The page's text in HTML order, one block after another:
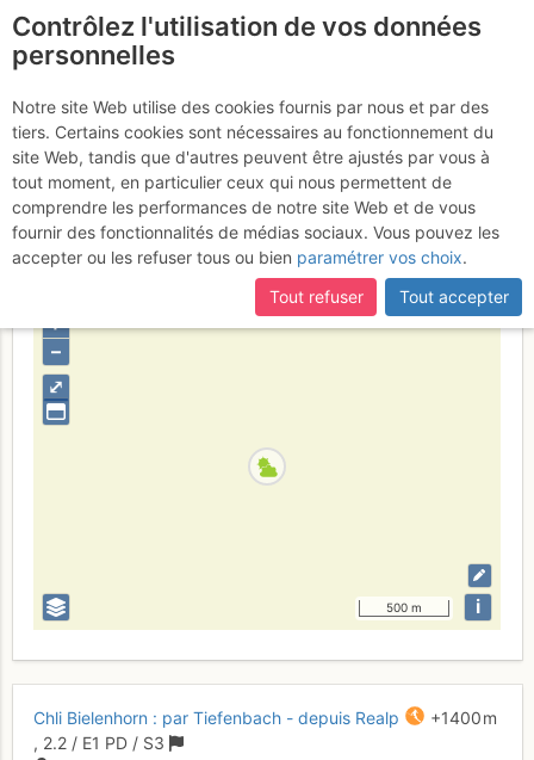
Chli Bielenhorn : par
Tiefenbach - depuis Realp
Vendredi 21 avril 2017
Alpes Uranaises
⤢
+
–
500 m i
Chli Bielenhorn : par Tiefenbach - depuis Realp
+1400 m
, 2.2 / E1 PD / S3
Contrôlez l'utilisation de vos données
personnelles
Notre site Web utilise des cookies fournis par nous et par des
tiers. Certains cookies sont nécessaires au fonctionnement du
site Web, tandis que d'autres peuvent être ajustés par vous à
tout moment, en particulier ceux qui nous permettent de
comprendre les performances de notre site Web et de vous
fournir des fonctionnalités de médias sociaux. Vous pouvez les
accepter ou les refuser tous ou bien paramétrer vos choix.
Tout refuser
Tout accepter